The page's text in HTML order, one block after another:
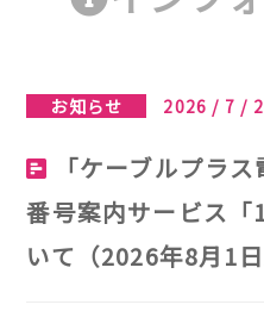
お知らせ 2026 / 7 / 2
「ケーブルプラ
番号案内サービス
いて（2026年8月1日